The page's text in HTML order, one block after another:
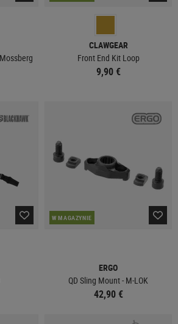
CLAWGEAR
Front End Kit Loop
9,90 €
W MAGAZYNIE
ERGO
QD Sling Mount - M-LOK
42,90 €